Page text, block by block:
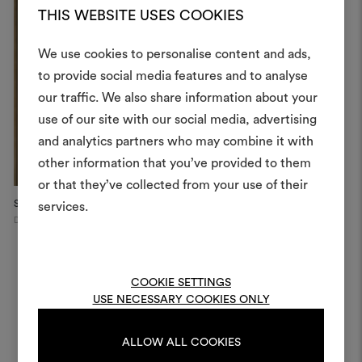
THIS WEBSITE USES COOKIES
We use cookies to personalise content and ads,
to provide social media features and to analyse
our traffic. We also share information about your
use of our site with our social media, advertising
and analytics partners who may combine it with
other information that you’ve provided to them
or that they’ve collected from your use of their
services.
COOKIE SETTINGS
USE NECESSARY COOKIES ONLY
ALLOW ALL COOKIES
Saudade Installation, Dubai D...
Créer
Un instrument interactif
à vos idées et les partager,
des matériaux et des